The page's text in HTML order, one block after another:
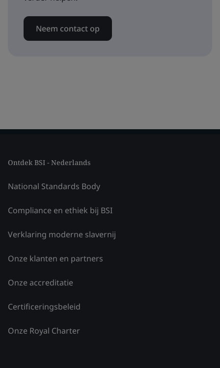
Neem contact op
Ontdek BSI - Nederlands
National Standards Body
Compliance en ethiek bij BSI
Verklaring moderne slavernij
Onze klanten en partners
Onze accreditatie
Certificeringsbeleid
Onze Royal Charter